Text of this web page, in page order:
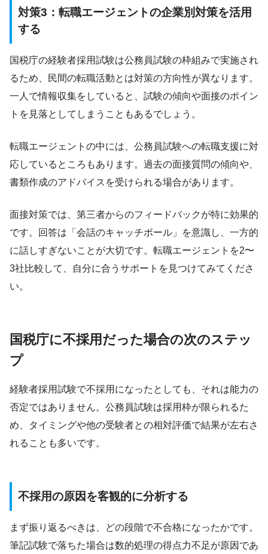
対策3：転職エージェントの企業別対策を活用
する
国税庁の経験者採用試験は公務員試験の枠組みで実施され
るため、民間の転職活動とは対策の方向性が異なります。
一人で情報収集をしていると、試験の傾向や面接のポイン
トを見落としてしまうこともあるでしょう。
転職エージェントの中には、公務員試験への転職支援に対
応しているところもあります。過去の面接質問の傾向や、
書類作成のアドバイスを受けられる場合があります。
面接対策では、第三者からのフィードバックが特に効果的
です。回答は「会話のキャッチボール」を意識し、一方的
に話しすぎないことが大切です。転職エージェントを2〜
3社比較して、自分に合うサポートを見つけてみてくださ
い。
国税庁に不採用だった場合の次のステッ
プ
経験者採用試験で不採用になったとしても、それは能力の
否定ではありません。公務員試験は採用枠が限られるた
め、タイミングや他の受験者との相対評価で結果が左右さ
れることも多いです。
不採用の原因を客観的に分析する
まず振り返るべきは、どの段階で不合格になったかです。
筆記試験で落ちた場合は数的処理の得点力不足が原因であ